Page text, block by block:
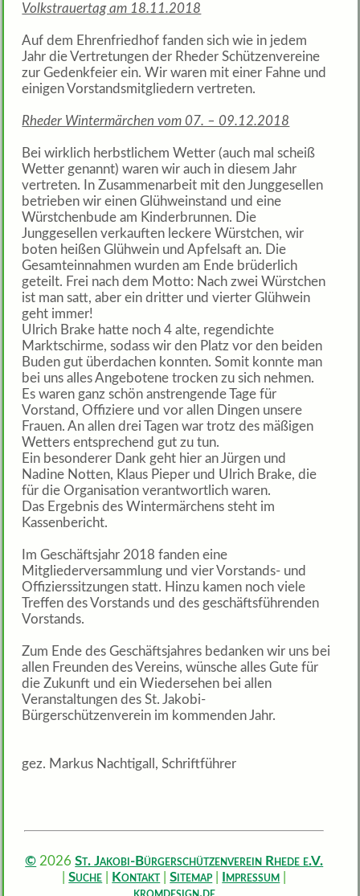
Volkstrauertag am 18.11.2018
Auf dem Ehrenfriedhof fanden sich wie in jedem
Jahr die Vertretungen der Rheder Schützenvereine
zur Gedenkfeier ein. Wir waren mit einer Fahne und
einigen Vorstandsmitgliedern vertreten.
Rheder Wintermärchen vom 07. – 09.12.2018
Bei wirklich herbstlichem Wetter (auch mal scheiß
Wetter genannt) waren wir auch in diesem Jahr
vertreten. In Zusammenarbeit mit den Junggesellen
betrieben wir einen Glühweinstand und eine
Würstchenbude am Kinderbrunnen. Die
Junggesellen verkauften leckere Würstchen, wir
boten heißen Glühwein und Apfelsaft an. Die
Gesamteinnahmen wurden am Ende brüderlich
geteilt. Frei nach dem Motto: Nach zwei Würstchen
ist man satt, aber ein dritter und vierter Glühwein
geht immer!
Ulrich Brake hatte noch 4 alte, regendichte
Marktschirme, sodass wir den Platz vor den beiden
Buden gut überdachen konnten. Somit konnte man
bei uns alles Angebotene trocken zu sich nehmen.
Es waren ganz schön anstrengende Tage für
Vorstand, Offiziere und vor allen Dingen unsere
Frauen. An allen drei Tagen war trotz des mäßigen
Wetters entsprechend gut zu tun.
Ein besonderer Dank geht hier an Jürgen und
Nadine Notten, Klaus Pieper und Ulrich Brake, die
für die Organisation verantwortlich waren.
Das Ergebnis des Wintermärchens steht im
Kassenbericht.
Im Geschäftsjahr 2018 fanden eine
Mitgliederversammlung und vier Vorstands- und
Offizierssitzungen statt. Hinzu kamen noch viele
Treffen des Vorstands und des geschäftsführenden
Vorstands.
Zum Ende des Geschäftsjahres bedanken wir uns bei
allen Freunden des Vereins, wünsche alles Gute für
die Zukunft und ein Wiedersehen bei allen
Veranstaltungen des St. Jakobi-
Bürgerschützenverein im kommenden Jahr.
gez. Markus Nachtigall, Schriftführer
© 2026St. Jakobi-Bürgerschützenverein Rhede e.V.
|Suche Kontakt |Sitemap Impressum